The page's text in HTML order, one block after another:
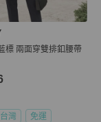
標 兩面穿雙排釦腰帶
台灣 免運